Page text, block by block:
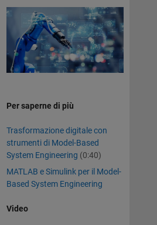
Per saperne di più
Trasformazione digitale con
strumenti di Model-Based
System Engineering (0:40)
MATLAB e Simulink per il Model-
Based System Engineering
Video